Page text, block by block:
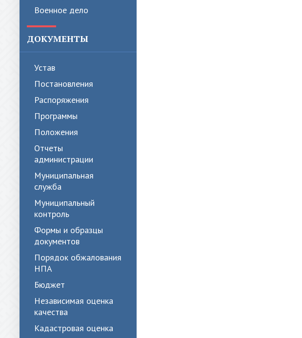
Военное дело
ДОКУМЕНТЫ
Устав
Постановления
Распоряжения
Программы
Положения
Отчеты
администрации
Муниципальная
служба
Муниципальный
контроль
Формы и образцы
документов
Порядок обжалования
НПА
Бюджет
Независимая оценка
качества
Кадастровая оценка